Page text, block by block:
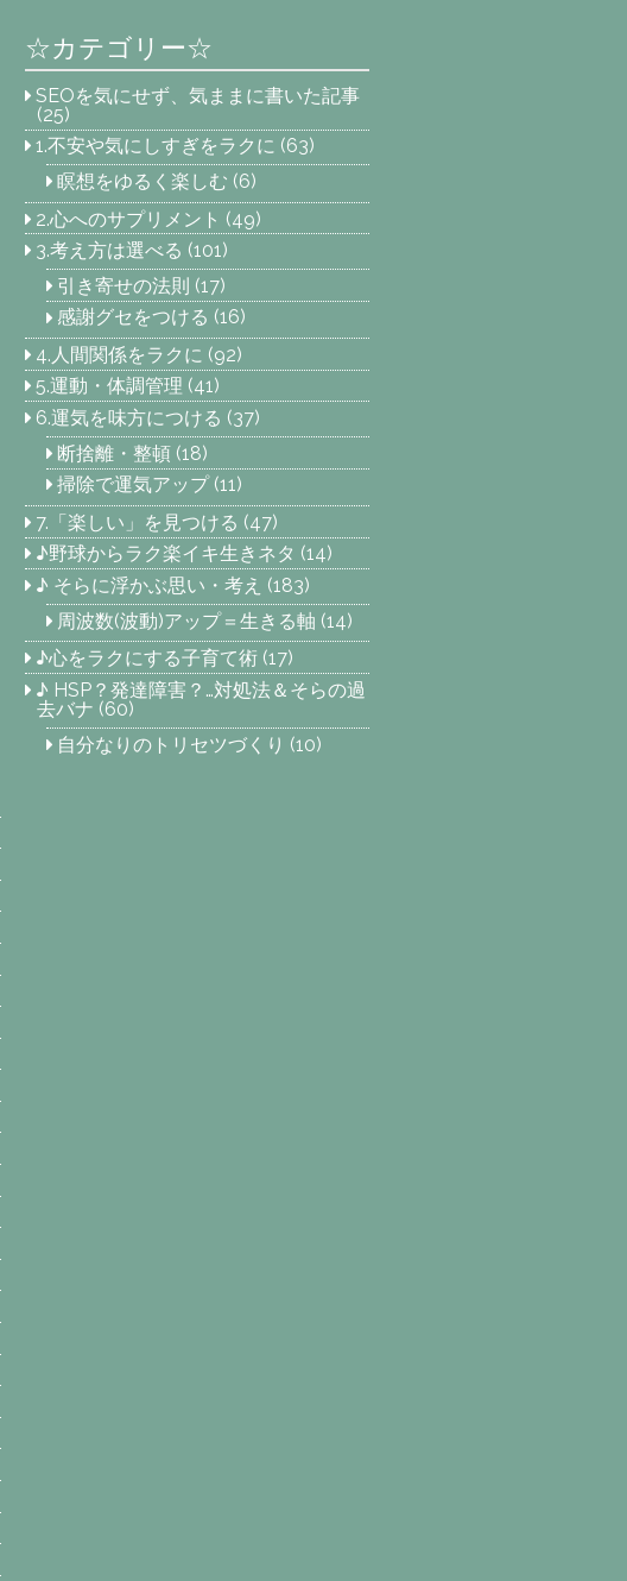
☆カテゴリー☆
SEOを気にせず、気ままに書いた記事
(25)
1.不安や気にしすぎをラクに (63)
瞑想をゆるく楽しむ (6)
2.心へのサプリメント (49)
3.考え方は選べる (101)
引き寄せの法則 (17)
感謝グセをつける (16)
4.人間関係をラクに (92)
5.運動・体調管理 (41)
6.運気を味方につける (37)
断捨離・整頓(18)
掃除で運気アップ(11)
7.「楽しい」を見つける (47)
♪野球からラク楽イキ生きネタ (14)
♪ そらに浮かぶ思い・考え (183)
周波数(波動)アップ＝生きる軸 (14)
♪心をラクにする子育て術 (17)
♪ HSP？発達障害？…対処法＆そらの過
去バナ (60)
自分なりのトリセツづくり (10)